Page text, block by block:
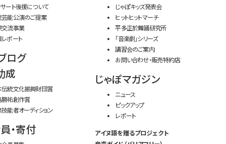
ート後援について
芸能公演のご提案
交流事業
ポート
ログ
成
伝統文化振興財団賞
勝祐創作賞
能者オーディション
・寄付
じゃぽキッズ発表会
ヒットヒットマーチ
平多正於舞踊研究所
「音楽劇」シリーズ
講習会のご案内
お問い合わせ・販売特約店
じゃぽマガジン
ニュース
ピックアップ
レポート
アイヌ語を贈るプロジェクト